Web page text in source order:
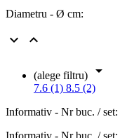
Diametru - Ø cm:
 
(alege filtru) 
7.6 (1) 8.5 (2)
Informativ - Nr buc. / set:
Informativ - Nr buc. / set: